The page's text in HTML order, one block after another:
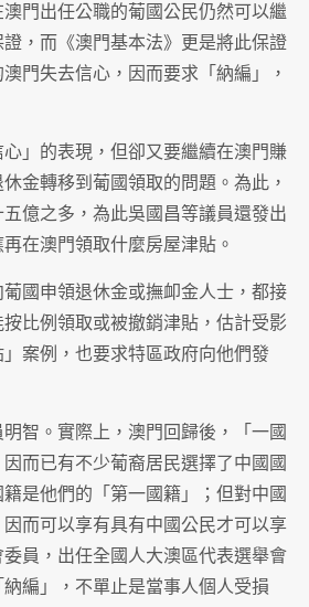
門出任公職的葡國公民仍然可以繼
，而《澳門基本法》更是將此保證
門失去信心，因而要求「納編」，
」的表現，但卻又要繼續在澳門賺
金轉移到葡國領取的問題。為此，
億之多，為此吳國昌等議員還發出
在澳門領取什麼房屋津貼。
國申領退休金或撫卹金人士，都接
比例領取或被撤銷津貼，估計受影
案例，也要求特區政府向他們發
智。實際上，澳門回歸後，「一國
而已有不少葡裔居民選擇了中國國
是他們的「第一國籍」；但對中國
而可以享有具有中國公民才可以享
員，出任全國人大澳區代表選舉會
編」，不單止是當事人個人受損